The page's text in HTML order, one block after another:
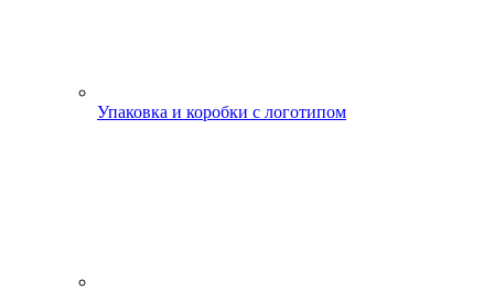
Упаковка и коробки с логотипом